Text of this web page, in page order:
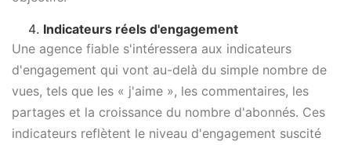
Indicateurs réels d'engagement
Une agence fiable s'intéressera aux indicateurs
d'engagement qui vont au-delà du simple nombre de
vues, tels que les « j'aime », les commentaires, les
partages et la croissance du nombre d'abonnés. Ces
indicateurs reflètent le niveau d'engagement suscité